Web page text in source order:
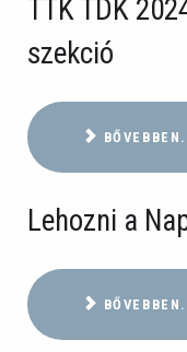
TTK TDK
szekció
Lehozni a